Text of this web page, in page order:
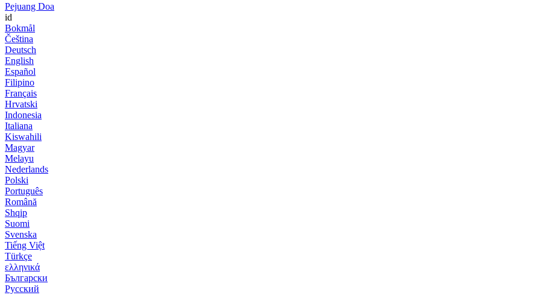
Pejuang Doa
id
Bokmål
Čeština
Deutsch
English
Español
Filipino
Français
Hrvatski
Indonesia
Italiana
Kiswahili
Magyar
Melayu
Nederlands
Polski
Português
Română
Shqip
Suomi
Svenska
Tiếng Việt
Türkçe
ελληνικά
Български
Русский